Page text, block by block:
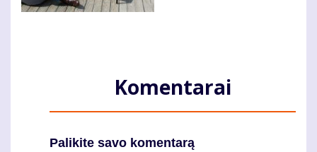
Komentarai
Palikite savo komentarą